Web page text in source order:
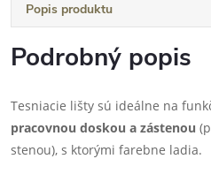
Popis produktu
Podrobný popis
Tesniacie lišty sú ideálne na
pracovnou doskou a zástenou
stenou), s ktorými farebne ladia.